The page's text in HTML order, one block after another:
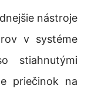
nástroje
v systéme
stiahnutými
priečinok na